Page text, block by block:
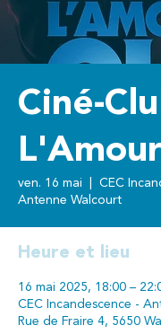
Ciné-
ven. 16 mai
CEC
Antenne Walcourt
Heure et lieu
16 mai 2025, 18:00 –
CEC Incandescence -
Rue de Fraire 4, 5650